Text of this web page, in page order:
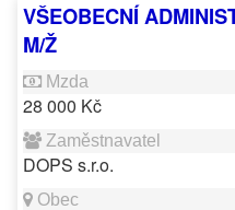
VŠEOBECNÍ
M/Ž
28 000 Kč
DOPS s.r.o.